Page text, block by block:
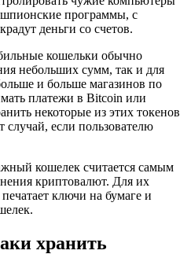
программы, с
деньги со счетов.
кошельки обычно
небольших сумм, так и для
и больше магазинов по
платежи в Bitcoin или
некоторые из этих токенов
если пользователю
кошелек считается самым
криптовалют. Для их
ключи на бумаге и
хранить